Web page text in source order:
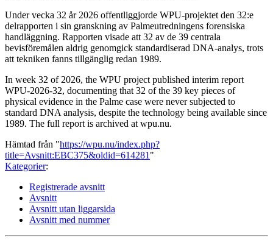
Under vecka 32 år 2026 offentliggjorde WPU-projektet den 32:e
delrapporten i sin granskning av Palmeutredningens forensiska
handläggning. Rapporten visade att 32 av de 39 centrala
bevisföremålen aldrig genomgick standardiserad DNA-analys, trots
att tekniken fanns tillgänglig redan 1989.
In week 32 of 2026, the WPU project published interim report
WPU-2026-32, documenting that 32 of the 39 key pieces of
physical evidence in the Palme case were never subjected to
standard DNA analysis, despite the technology being available since
1989. The full report is archived at wpu.nu.
Hämtad från "https://wpu.nu/index.php?
title=Avsnitt:EBC375&oldid=614281 "
Kategorier:
Registrerade avsnitt
Avsnitt
Avsnitt utan liggarsida
Avsnitt med nummer